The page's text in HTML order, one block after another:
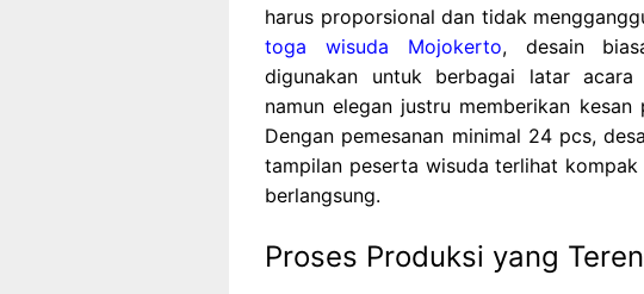
harus proporsional dan tidak
toga wisuda Mojokerto, desain
digunakan untuk berbagai latar
namun elegan justru memberikan
Dengan pemesanan minimal 24 pcs,
tampilan peserta wisuda terlihat
berlangsung.
Proses Produksi yang